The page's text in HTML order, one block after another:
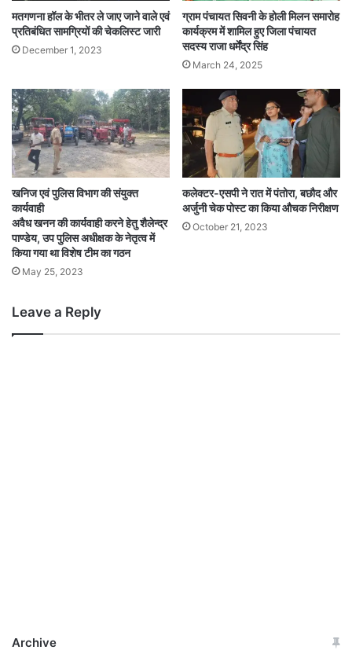
मतगणना हॉल के भीतर ले जाए जाने वाले एवं
प्रतिबंधित सामग्रियों की चेकलिस्ट जारी
December 1, 2023
ग्राम पंचायत सिवनी के होली मिलन समारोह
कार्यक्रम में शामिल हुए जिला पंचायत
सदस्य राजा धर्मेंद्र सिंह
March 24, 2025
खनिज एवं पुलिस विभाग की संयुक्त
कार्यवाही
अवैध खनन की कार्यवाही करने हेतु शैलेन्द्र
पाण्डेय, उप पुलिस अधीक्षक के नेतृत्व में
किया गया था विशेष टीम का गठन
May 25, 2023
कलेक्टर-एसपी ने रात में पंतोरा, बछौद और
अर्जुनी चेक पोस्ट का किया औचक निरीक्षण
October 21, 2023
Leave a Reply
Archive